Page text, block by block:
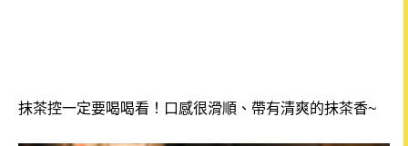
抹茶控一定要喝喝看！口感很滑順、帶有清爽的抹茶香~